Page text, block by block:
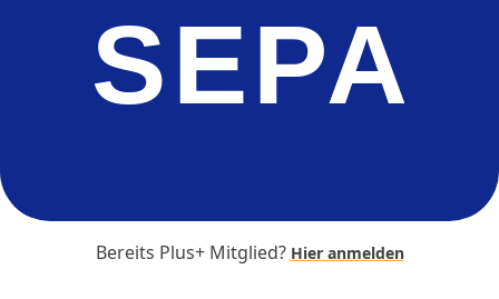
SEPA
Bereits Plus+ Mitglied? Hier anmelden